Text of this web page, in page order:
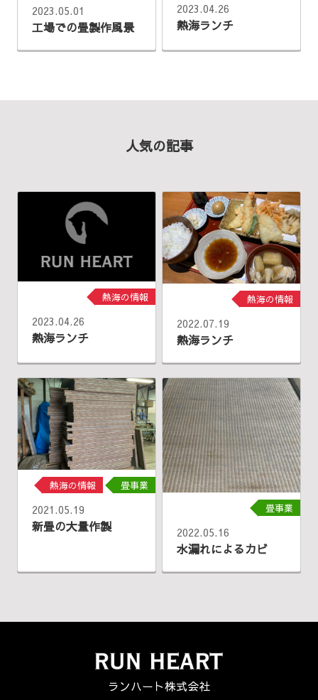
2023.05.01
工場での畳製作風景
2023.04.26
熱海ランチ
人気の記事
熱海の情報
2023.04.26
熱海ランチ
熱海の情報
2022.07.19
熱海ランチ
熱海の情報 畳事業
2021.05.19
新畳の大量作製
畳事業
2022.05.16
水漏れによるカビ
ランハート株式会社